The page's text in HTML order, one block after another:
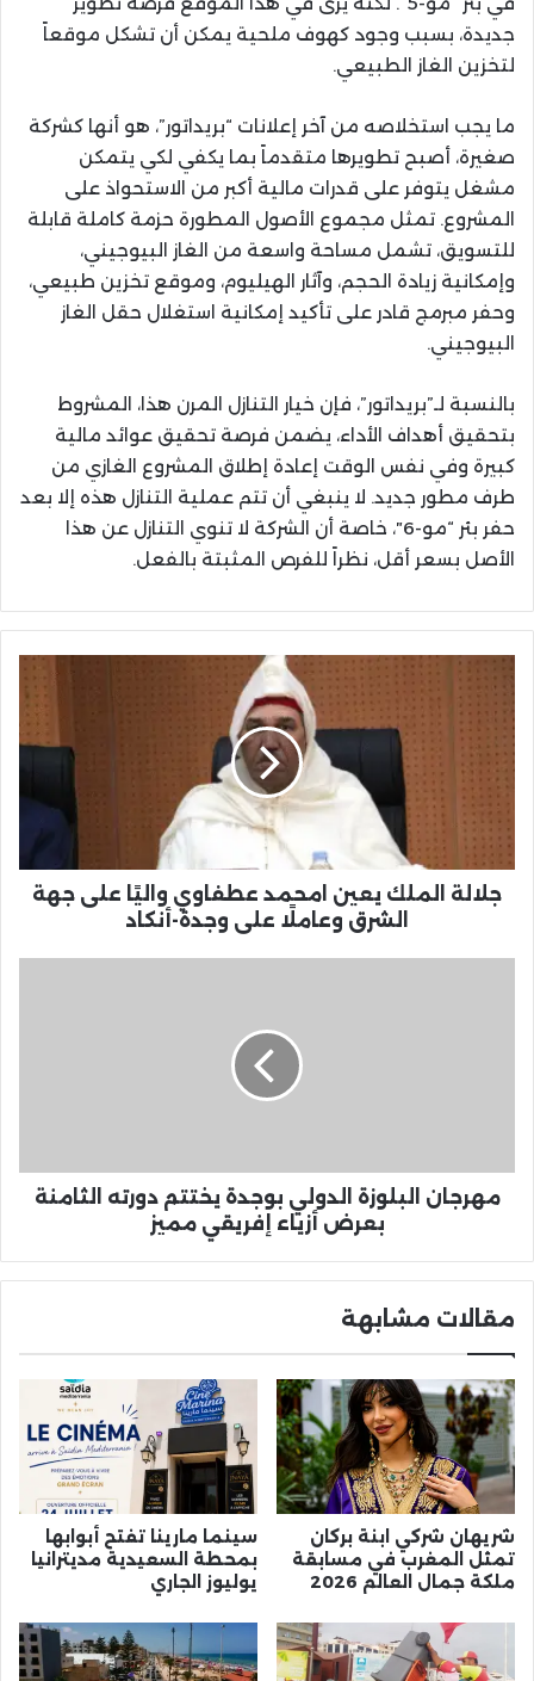
جديدة، بسبب وجود كهوف ملحية يمكن أن تشكل موقعاً
لتخزين الغاز الطبيعي.
ما يجب استخلاصه من آخر إعلانات “بريداتور”، هو أنها كشركة
صغيرة، أصبح تطويرها متقدماً بما يكفي لكي يتمكن
مشغل يتوفر على قدرات مالية أكبر من الاستحواذ على
المشروع. تمثل مجموع الأصول المطورة حزمة كاملة قابلة
للتسويق، تشمل مساحة واسعة من الغاز البيوجيني،
وإمكانية زيادة الحجم، وآثار الهيليوم، وموقع تخزين طبيعي،
وحفر مبرمج قادر على تأكيد إمكانية استغلال حقل الغاز
البيوجيني.
بالنسبة لـ”بريداتور”، فإن خيار التنازل المرن هذا، المشروط
بتحقيق أهداف الأداء، يضمن فرصة تحقيق عوائد مالية
كبيرة وفي نفس الوقت إعادة إطلاق المشروع الغازي من
طرف مطور جديد. لا ينبغي أن تتم عملية التنازل هذه إلا بعد
حفر بئر “مو-6″، خاصة أن الشركة لا تنوي التنازل عن هذا
الأصل بسعر أقل، نظراً للفرص المثبتة بالفعل.
جلالة
الملك
يعين
امحمد
عطفاوي
واليًا
على
جهة
الشرق
وعاملًا
جلالة الملك يعين امحمد عطفاوي واليًا على جهة
الشرق وعاملًا على وجدة-أنكاد
أزياء
إفريقي
مهرجان البلوزة الدولي بوجدة يختتم دورته الثامنة
بعرض أزياء إفريقي مميز
مقالات مشابهة
شريهان شركي ابنة بركان
تمثل المغرب في مسابقة
ملكة جمال العالم 2026
سينما مارينا تفتح أبوابها
بمحطة السعيدية مديترانيا
يوليوز الجاري